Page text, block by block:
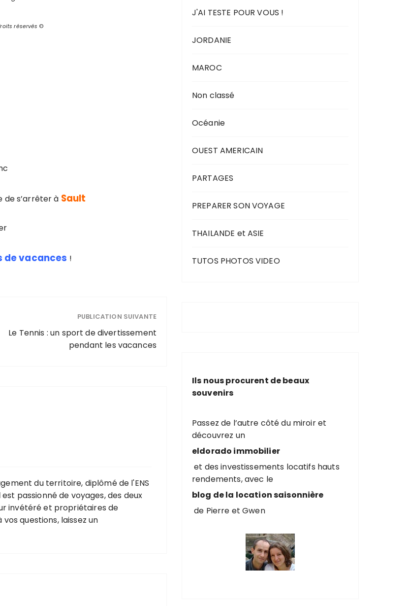
réservés ©
s’arrêter à Sault
de vacances !
PUBLICATION SUIVANTE
Le Tennis : un sport de divertissement
pendant les vacances
du territoire, diplômé de l'ENS
passionné de voyages, des deux
invétéré et propriétaires de
questions, laissez un
J'AI TESTE POUR VOUS !
JORDANIE
MAROC
Non classé
Océanie
OUEST AMERICAIN
PARTAGES
PREPARER SON VOYAGE
THAILANDE et ASIE
TUTOS PHOTOS VIDEO
Ils nous procurent de beaux
souvenirs
Passez de l’autre côté du miroir et
découvrez un
eldorado immobilier
et des investissements locatifs hauts
rendements, avec le
blog de la location saisonnière
de Pierre et Gwen